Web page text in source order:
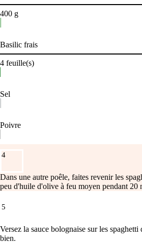
400 g
Basilic frais
4 feuille(s)
Sel
Poivre
4
Dans une autre poêle, faites revenir les
peu d'huile d'olive à feu moyen pendant 20
5
Versez la sauce bolognaise sur les spaghetti
bien.